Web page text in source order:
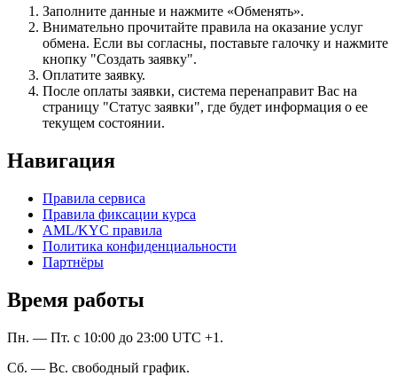
Заполните данные и нажмите «Обменять».
Внимательно прочитайте правила на оказание услуг
обмена. Если вы согласны, поставьте галочку и нажмите
кнопку "Создать заявку".
Оплатите заявку.
После оплаты заявки, система перенаправит Вас на
страницу "Статус заявки", где будет информация о ее
текущем состоянии.
Навигация
Правила сервиса
Правила фиксации курса
AML/KYC правила
Политика конфиденциальности
Партнёры
Время работы
Пн. — Пт. с 10:00 до 23:00 UTC +1.
Сб. — Вс. свободный график.